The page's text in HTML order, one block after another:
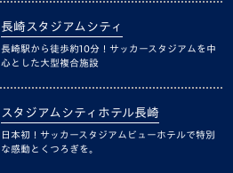
長崎スタジアムシティ
長崎駅から徒歩約10分！サッカースタジアムを中
心とした大型複合施設
スタジアムシティホテル長崎
日本初！サッカースタジアムビューホテルで特別
な感動とくつろぎを。